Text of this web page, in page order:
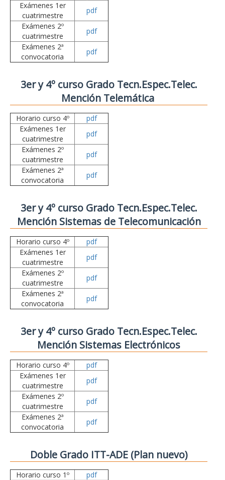
Exámenes 1er
cuatrimestre
pdf
Exámenes 2º
cuatrimestre
pdf
Exámenes 2ª
convocatoria
pdf
3er y 4º curso Grado Tecn.Espec.Telec.
Mención Telemática
Horario curso 4º
pdf
Exámenes 1er
cuatrimestre
pdf
Exámenes 2º
cuatrimestre
pdf
Exámenes 2ª
convocatoria
pdf
3er y 4º curso Grado Tecn.Espec.Telec.
Mención Sistemas de Telecomunicación
Horario curso 4º
pdf
Exámenes 1er
cuatrimestre
pdf
Exámenes 2º
cuatrimestre
pdf
Exámenes 2ª
convocatoria
pdf
3er y 4º curso Grado Tecn.Espec.Telec.
Mención Sistemas Electrónicos
Horario curso 4º
pdf
Exámenes 1er
cuatrimestre
pdf
Exámenes 2º
cuatrimestre
pdf
Exámenes 2ª
convocatoria
pdf
Doble Grado ITT-ADE (Plan nuevo)
Horario curso 1º
pdf